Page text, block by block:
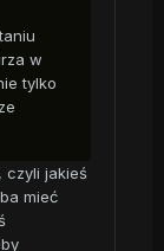
w
tylko
czyli jakieś
mieć